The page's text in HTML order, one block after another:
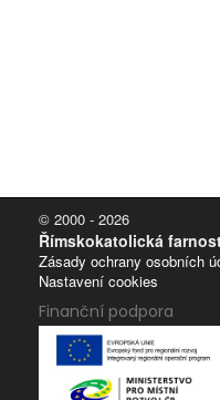
© 2000 - 2026
Římskokatolická
Zásady ochrany osobních
Nastavení cookies
Finanční podpora